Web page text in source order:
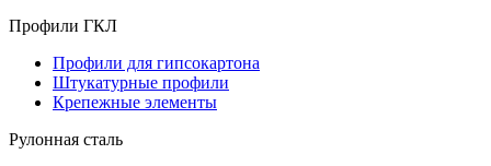
Профили ГКЛ
Профили для гипсокартона
Штукатурные профили
Крепежные элементы
Рулонная сталь